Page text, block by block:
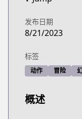
发布日期
8/21/2023
标签
动作 冒险
概述